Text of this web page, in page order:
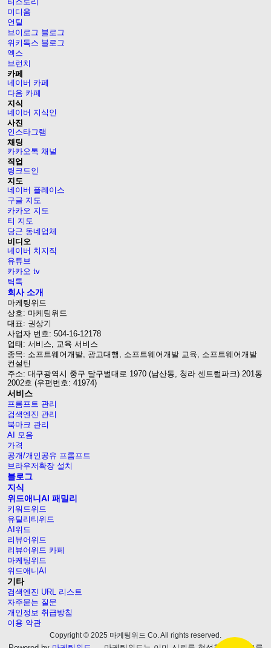
미디움
언틸
브이로그 블로그
위키독스 블로그
엑스
브런치
카페
네이버 카페
다음 카페
지식
네이버 지식인
사진
인스타그램
채팅
카카오톡 채널
직업
링크드인
지도
네이버 플레이스
구글 지도
카카오 지도
티 지도
당근 동네업체
비디오
네이버 치지직
유튜브
카카오 tv
틱톡
회사 소개
마케팅위드
상호: 마케팅위드
대표: 권상기
사업자 번호: 504-16-12178
업태: 서비스, 교육 서비스
종목: 소프트웨어개발, 광고대행, 소프트웨어개발 교육, 소프트웨어개발
컨설틴
주소: 대구광역시 중구 달구벌대로 1970 (남산동, 청라 센트럴파크) 201동
2002호 (우편번호: 41974)
서비스
프롬프트 관리
검색엔진 관리
북마크 관리
AI 모음
가격
공개/개인공유 프롬프트
브라우저확장 설치
블로그
지식
위드애니AI 패밀리
키워드위드
유틸리티위드
AI위드
리뷰어위드
리뷰어위드 카페
마케팅위드
위드애니AI
기타
검색엔진 URL 리스트
자주묻는 질문
개인정보 취급방침
이용 약관
Copyright © 2025 마케팅위드 Co. All rights reserved.